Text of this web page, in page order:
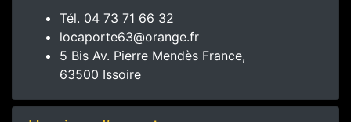
Tél. 04 73 71 66 32
locaporte63@orange.fr
5 Bis Av. Pierre Mendès France,
63500 Issoire